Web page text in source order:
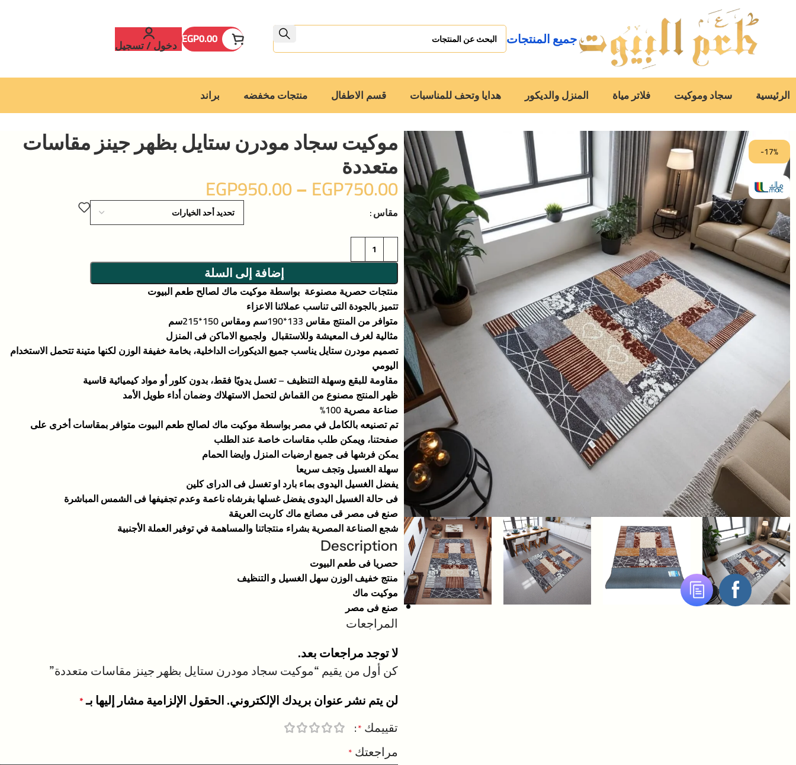
جميع المنتجات EGP0.00 دخول / تسجيل
الرئيسية سجاد وموكيت فلاتر مياة المنزل والديكور هدايا وتحف للمناسبات قسم الاطفال منتجات مخفضه براند
-17%
موكيت سجاد مودرن ستايل بظهر جينز مقاسات
متعددة
EGP750.00
–
EGP950.00
مقاس
إضافة إلى السلة
منتجات حصرية مصنوعة بواسطة موكيت ماك لصالح طعم البيوت
تتميز بالجودة التى تناسب عملائنا الاعزاء
متوافر من المنتج مقاس 133*190سم ومقاس 150*215سم
مثالية لغرف المعيشة وللاستقبال ولجميع الاماكن فى المنزل
تصميم مودرن ستايل يناسب جميع الديكورات الداخلية، بخامة خفيفة الوزن لكنها متينة تتحمل الاستخدام
اليومي
مقاومة للبقع وسهلة التنظيف – تغسل يدويًا فقط، بدون كلور أو مواد كيميائية قاسية
ظهر المنتج مصنوع من القماش لتحمل الاستهلاك وضمان أداء طويل الأمد
صناعة مصرية 100%
تم تصنيعه بالكامل في مصر بواسطة موكيت ماك لصالح طعم البيوت متوافر بمقاسات أخرى على
صفحتنا، ويمكن طلب مقاسات خاصة عند الطلب
يمكن فرشها فى جميع ارضيات المنزل وايضا الحمام
سهلة الغسيل وتجف سريعا
يفضل الغسيل اليدوى بماء بارد او تغسل فى الدراى كلين
فى حالة الغسيل اليدوى يفضل غسلها بفرشاه ناعمة وعدم تجفيفها فى الشمس المباشرة
صنع فى مصر قى مصانع ماك كاربت العريقة
شجع الصناعة المصرية بشراء منتجاتنا والمساهمة في توفير العملة الأجنبية
Description
حصريا فى طعم البيوت
منتج خفيف الوزن سهل الغسيل و التنظيف
موكيت ماك
صنع فى مصر
المراجعات
لا توجد مراجعات بعد.
كن أول من يقيم “موكيت سجاد مودرن ستايل بظهر جينز مقاسات متعددة”
لن يتم نشر عنوان بريدك الإلكتروني.الحقول الإلزامية مشار إليها بـ*
تقييمك *
مراجعتك *